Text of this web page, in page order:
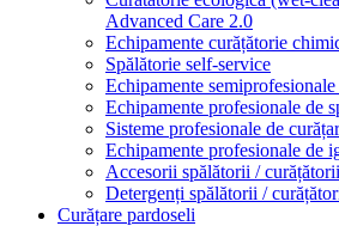
Advanced Care 2.0
Echipamente curățătorie
Spălătorie self-service
Echipamente
Echipamente profesionale de
Sisteme profesionale de
Echipamente profesionale de
Accesorii spălătorii / curățătorii
Detergenți spălătorii /
Curățare pardoseli